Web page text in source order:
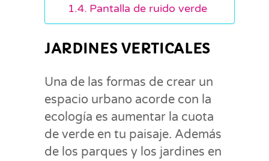
Pantalla de ruido verde
JARDINES VERTICALES
Una de las formas de crear un
espacio urbano acorde con la
ecología es aumentar la cuota
de verde en tu paisaje. Además
de los parques y los jardines en